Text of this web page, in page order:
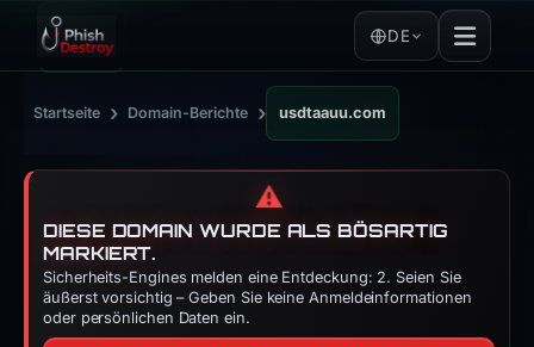
DE
Startseite › Domain-Berichte › usdtaauu.com
⚠️
DIESE DOMAIN WURDE ALS BÖSARTIG
MARKIERT.
Sicherheits-Engines melden eine Entdeckung: 2. Seien Sie
äußerst vorsichtig – Geben Sie keine Anmeldeinformationen
oder persönlichen Daten ein.